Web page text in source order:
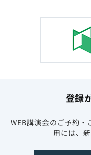
登録
WEB講演会のご予約
用には、